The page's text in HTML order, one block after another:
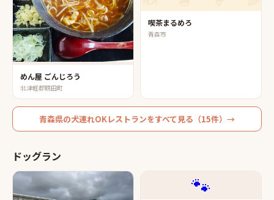
めん屋 ごんじろう
北津軽郡鶴田町
喫茶まるめろ
青森市
青森県の犬連れOKレストランをすべて見る（15件）→
ドッグラン
🐾